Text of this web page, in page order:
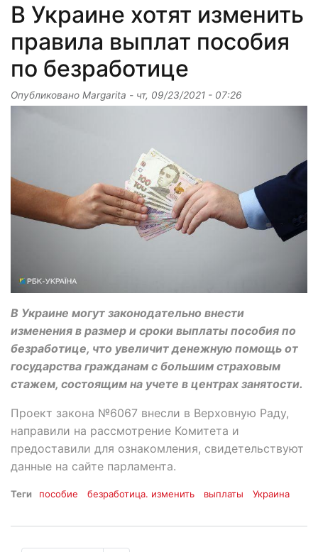
В Украине хотят изменить
правила выплат пособия
по безработице
Опубликовано Margarita - чт, 09/23/2021 - 07:26
В Украине могут законодательно внести
изменения в размер и сроки выплаты пособия по
безработице, что увеличит денежную помощь от
государства гражданам с большим страховым
стажем, состоящим на учете в центрах занятости.
Проект закона №6067 внесли в Верховную Раду,
направили на рассмотрение Комитета и
предоставили для ознакомления, свидетельствуют
данные на сайте парламента.
Теги пособие безработица. изменить выплаты Украина